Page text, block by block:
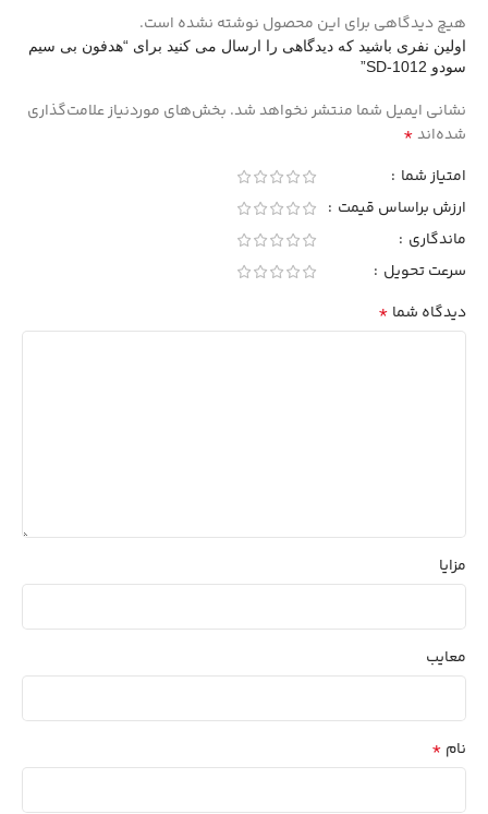
هیچ دیدگاهی برای این محصول نوشته نشده است.
اولین نفری باشید که دیدگاهی را ارسال می کنید برای “هدفون بی سیم
سودو SD-1012”
نشانی ایمیل شما منتشر نخواهد شد. بخش‌های موردنیاز علامت‌گذاری
شده‌اند*
امتیاز شما
ارزش براساس قیمت
ماندگاری
سرعت تحویل
دیدگاه شما *
مزایا
معایب
نام *